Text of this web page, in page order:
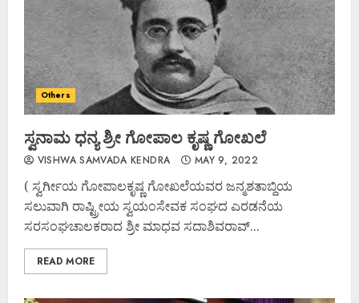
Others
ಸ್ವನಾಮ ಧನ್ಯ ಶ್ರೀ ಗೋಪಾಲ ಕೃಷ್ಣ ಗೋಖಲೆ
VISHWA SAMVADA KENDRA MAY 9, 2022
( ಸ್ವರ್ಗೀಯ ಗೋಪಾಲಕೃಷ್ಣ ಗೋಖಲೆಯವರ ಜನ್ಮಶತಾಬ್ದಿಯ
ಸಲುವಾಗಿ ರಾಷ್ಟ್ರೀಯ ಸ್ವಯಂಸೇವಕ ಸಂಘದ ಎರಡನೆಯ
ಸರಸಂಘಚಾಲಕರಾದ ಶ್ರೀ ಮಾಧವ ಸದಾಶಿವರಾವ್...
READ MORE